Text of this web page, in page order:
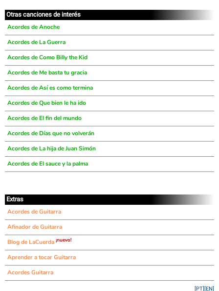
Otras canciones de interés
Acordes de Anoche
Acordes de La Guerra
Acordes de Como Billy the Kid
Acordes de Me basta tu gracia
Acordes de Así es como termina
Acordes de Que bien le ha ido
Acordes de El fin del mundo
Acordes de Días que no volverán
Acordes de La hija de Juan Simón
Acordes de El sauce y la palma
Extras
Acordes de Guitarra
Afinador de Guitarra
Blog de LaCuerda ¡nuevo!
Aprender a tocar Guitarra
Acordes Guitarra
[EN]
[PT]